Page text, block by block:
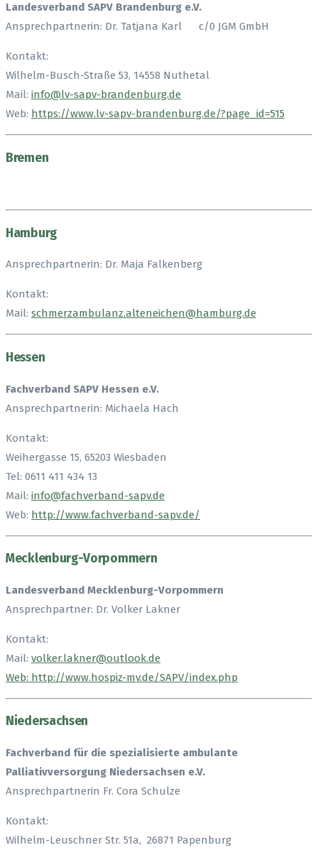
Landesverband SAPV Brandenburg e.V.
Ansprechpartnerin: Dr. Tatjana Karl c/0 JGM GmbH
Kontakt:
Wilhelm-Busch-Straße 53, 14558 Nuthetal
Mail: info@lv-sapv-brandenburg.de
Web: https://www.lv-sapv-brandenburg.de/?page_id=515
Bremen
Hamburg
Ansprechpartnerin: Dr. Maja Falkenberg
Kontakt:
Mail: schmerzambulanz.alteneichen@hamburg.de
Hessen
Fachverband SAPV Hessen e.V.
Ansprechpartnerin: Michaela Hach
Kontakt:
Weihergasse 15, 65203 Wiesbaden
Tel: 0611 411 434 13
Mail: info@fachverband-sapv.de
Web: http://www.fachverband-sapv.de/
Mecklenburg-Vorpommern
Landesverband Mecklenburg-Vorpommern
Ansprechpartner: Dr. Volker Lakner
Kontakt:
Mail: volker.lakner@outlook.de
Web: http://www.hospiz-mv.de/SAPV/index.php
Niedersachsen
Fachverband für die spezialisierte ambulante
Palliativversorgung Niedersachsen e.V.
Ansprechpartnerin Fr. Cora Schulze
Kontakt:
Wilhelm-Leuschner Str. 51a, 26871 Papenburg